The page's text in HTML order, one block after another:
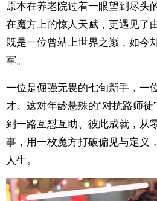
原本在养老院过着一眼望到尽头
在魔方上的惊人天赋，更遇见了
既是一位曾站上世界之巅，如今
军。
一位是倔强无畏的七旬新手，一
才。这对年龄悬殊的“对抗路师徒
到一路互怼互助、彼此成就，从
事，用一枚魔方打破偏见与定义
人生。